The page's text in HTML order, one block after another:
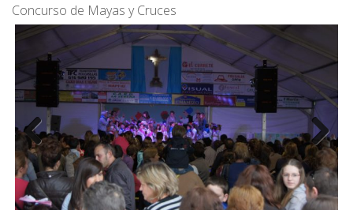
Concurso de Mayas y Cruces
Previ
ous
Next